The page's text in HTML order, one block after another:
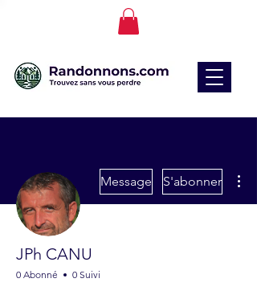
Message S'abonner
JPh CANU
0 Abonné 0 Suivi